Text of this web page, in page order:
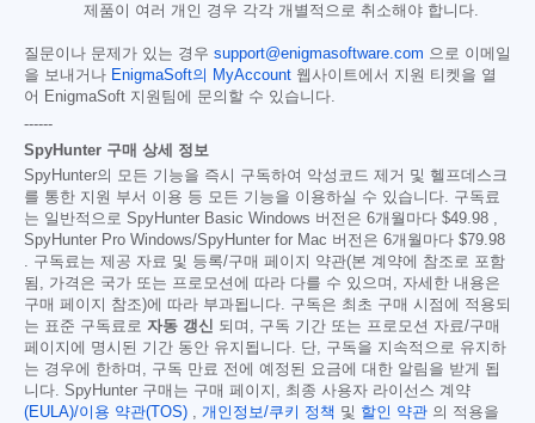
제품이 여러 개인 경우 각각 개별적으로 취소해야 합니다.
질문이나 문제가 있는 경우 support@enigmasoftware.com 으로 이메일
을 보내거나 EnigmaSoft의 MyAccount 웹사이트에서 지원 티켓을 열
어 EnigmaSoft 지원팀에 문의할 수 있습니다.
------
SpyHunter 구매 상세 정보
SpyHunter의 모든 기능을 즉시 구독하여 악성코드 제거 및 헬프데스크
를 통한 지원 부서 이용 등 모든 기능을 이용하실 수 있습니다. 구독료
는 일반적으로 SpyHunter Basic Windows 버전은 6개월마다 $49.98 ,
SpyHunter Pro Windows/SpyHunter for Mac 버전은 6개월마다 $79.98
. 구독료는 제공 자료 및 등록/구매 페이지 약관(본 계약에 참조로 포함
됨, 가격은 국가 또는 프로모션에 따라 다를 수 있으며, 자세한 내용은
구매 페이지 참조)에 따라 부과됩니다. 구독은 최초 구매 시점에 적용되
는 표준 구독료로 자동 갱신 되며, 구독 기간 또는 프로모션 자료/구매
페이지에 명시된 기간 동안 유지됩니다. 단, 구독을 지속적으로 유지하
는 경우에 한하며, 구독 만료 전에 예정된 요금에 대한 알림을 받게 됩
니다. SpyHunter 구매는 구매 페이지, 최종 사용자 라이선스 계약
(EULA)/이용 약관(TOS) , 개인정보/쿠키 정책 및 할인 약관 의 적용을